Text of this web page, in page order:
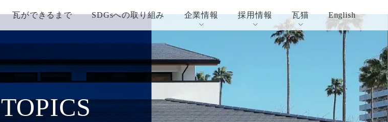
瓦ができるまで SDGsへの取り組み 企業情報 採用情報 瓦猫 English
TOPICS